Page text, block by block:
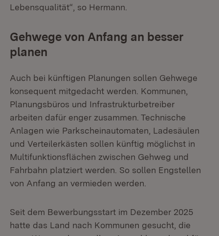
Lebensqualität“, so Hermann.
Gehwege von Anfang an besser
planen
Auch bei künftigen Planungen sollen Gehwege
konsequent mitgedacht werden. Kommunen,
Planungsbüros und Infrastrukturbetreiber
arbeiten dafür enger zusammen. Technische
Anlagen wie Parkscheinautomaten, Ladesäulen
und Verteilerkästen sollen künftig möglichst in
Multifunktionsflächen zwischen Gehweg und
Fahrbahn platziert werden. So sollen Engstellen
von Anfang an vermieden werden.
Seit dem Bewerbungsstart im Dezember 2025
hatte das Land nach Kommunen gesucht, die